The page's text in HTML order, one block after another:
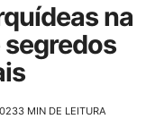
na
segredos
3 MIN DE LEITURA